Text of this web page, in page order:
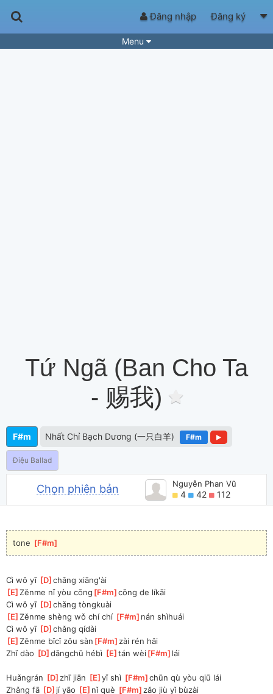
Đăng nhập Đăng ký
Menu
Tứ Ngã (Ban Cho Ta
- 赐我)
F#m Nhất Chỉ Bạch Dương (一只白羊) F#m
Điệu Ballad
Chọn phiên bản Nguyễn Phan Vũ
4 42 112
tone [F#m
Cì wǒ yī [D ]
chǎng xiāng'ài
[E ]
Zěnme nǐ yòu cōng [F#m ]
cōng de líkāi
Cì wǒ yī [D ]
chǎng tòngkuài
[E ]
Zěnme shèng wǒ chí chí [F#m ]nán shìhuái
Cì wǒ yī [D ]
chǎng qídài
[E ]
Zěnme bǐcǐ zǒu sàn [F#m ]zài rén hǎi
Zhǐ dào [D ]
dāngchū hébì [E ]tán wèi[F#m ]lái
Huǎngrán [D ]zhī jiān [E ]
yǐ shì [F#m ]
chūn qù yòu qiū lái
Zhǎng fā [D ]jí yāo [E ]nǐ què [F#m ]zǎo jiù yǐ bùzài